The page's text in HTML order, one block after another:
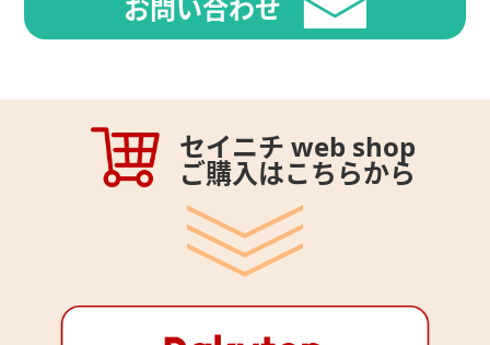
お問い合わせ
セイニチ web shop
ご購入はこちらから